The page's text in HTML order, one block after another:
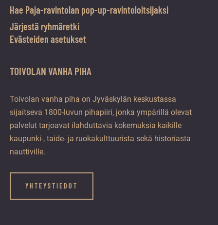
Hae Paja-ravintolan pop-up-ravintoloitsijaksi
Järjestä ryhmäretki
Evästeiden asetukset
TOIVOLAN VANHA PIHA
Toivolan vanha piha on Jyväskylän keskustassa
sijaitseva 1800-luvun pihapiiri, jonka ympärillä olevat
palvelut tarjoavat ilahduttavia kokemuksia kaikille
kaupunki-, taide- ja ruokakulttuurista sekä historiasta
nauttiville.
YHTEYSTIEDOT